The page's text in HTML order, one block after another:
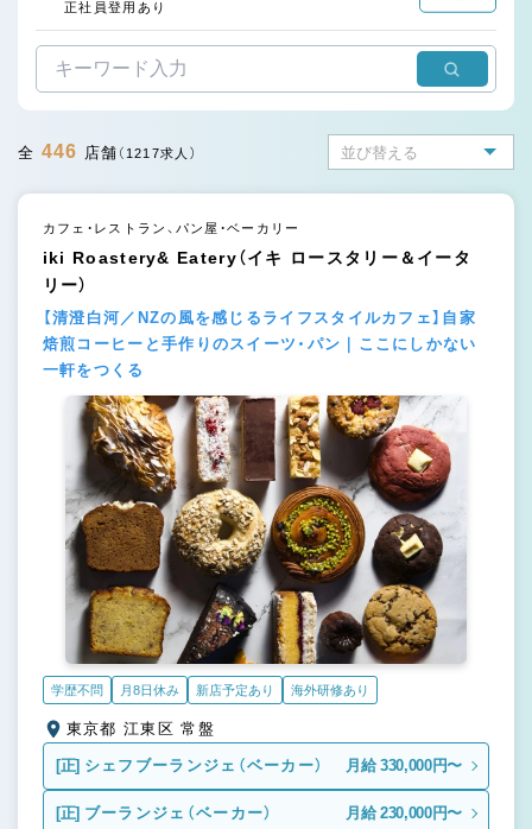
正社員登用あり
全 446 店舗 （1217求人）
カフェ・レストラン、パン屋・ベーカリー
iki Roastery& Eatery（イキ ロースタリー＆イータ
リー）
【清澄白河／NZの風を感じるライフスタイルカフェ】自家
焙煎コーヒーと手作りのスイーツ・パン｜ここにしかない
一軒をつくる
学歴不問 月8日休み 新店予定あり 海外研修あり
東京都 江東区 常盤
[正] シェフブーランジェ（ベーカー） 月給 330,000円〜
[正] ブーランジェ（ベーカー） 月給 230,000円〜